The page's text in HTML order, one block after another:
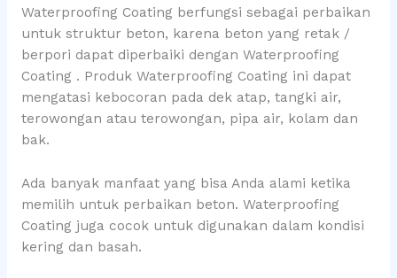
Waterproofing Coating berfungsi sebagai perbaikan
untuk struktur beton, karena beton yang retak /
berpori dapat diperbaiki dengan Waterproofing
Coating . Produk Waterproofing Coating ini dapat
mengatasi kebocoran pada dek atap, tangki air,
terowongan atau terowongan, pipa air, kolam dan
bak.
Ada banyak manfaat yang bisa Anda alami ketika
memilih untuk perbaikan beton. Waterproofing
Coating juga cocok untuk digunakan dalam kondisi
kering dan basah.